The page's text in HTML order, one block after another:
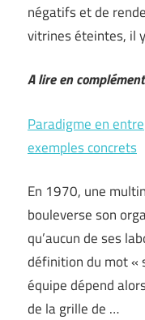
négatifs et de
vitrines éteintes, il
A lire en
Paradigme en
exemples concrets
En 1970, une
bouleverse son
qu’aucun de ses
définition du mot «
équipe dépend
de la grille de …